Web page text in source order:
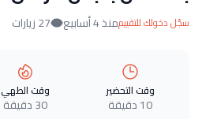
سجّل دخولك للتقييممنذ 4 أسابيع 27 زيارات
وقت التحضير
10 دقيقة
وقت الطهي
30 دقيقة